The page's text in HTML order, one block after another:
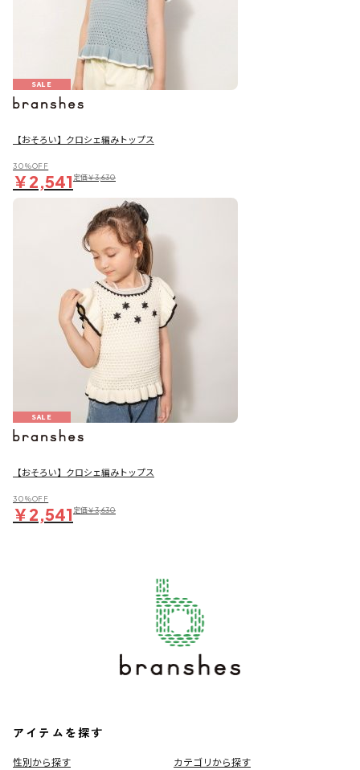
SALE
【おそろい】クロシェ編みトップス
30％OFF
￥2,541 定価￥3,630
SALE
【おそろい】クロシェ編みトップス
30％OFF
￥2,541 定価￥3,630
アイテムを探す
性別から探す
カテゴリから探す